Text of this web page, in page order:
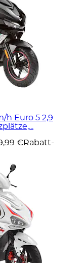
h Euro 5 2,9
€ Rabatt-